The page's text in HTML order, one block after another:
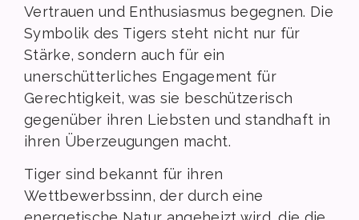
Vertrauen und Enthusiasmus begegnen. Die
Symbolik des Tigers steht nicht nur für
Stärke, sondern auch für ein
unerschütterliches Engagement für
Gerechtigkeit, was sie beschützerisch
gegenüber ihren Liebsten und standhaft in
ihren Überzeugungen macht.
Tiger sind bekannt für ihren
Wettbewerbssinn, der durch eine